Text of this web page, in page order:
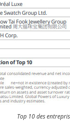
Top 10 des